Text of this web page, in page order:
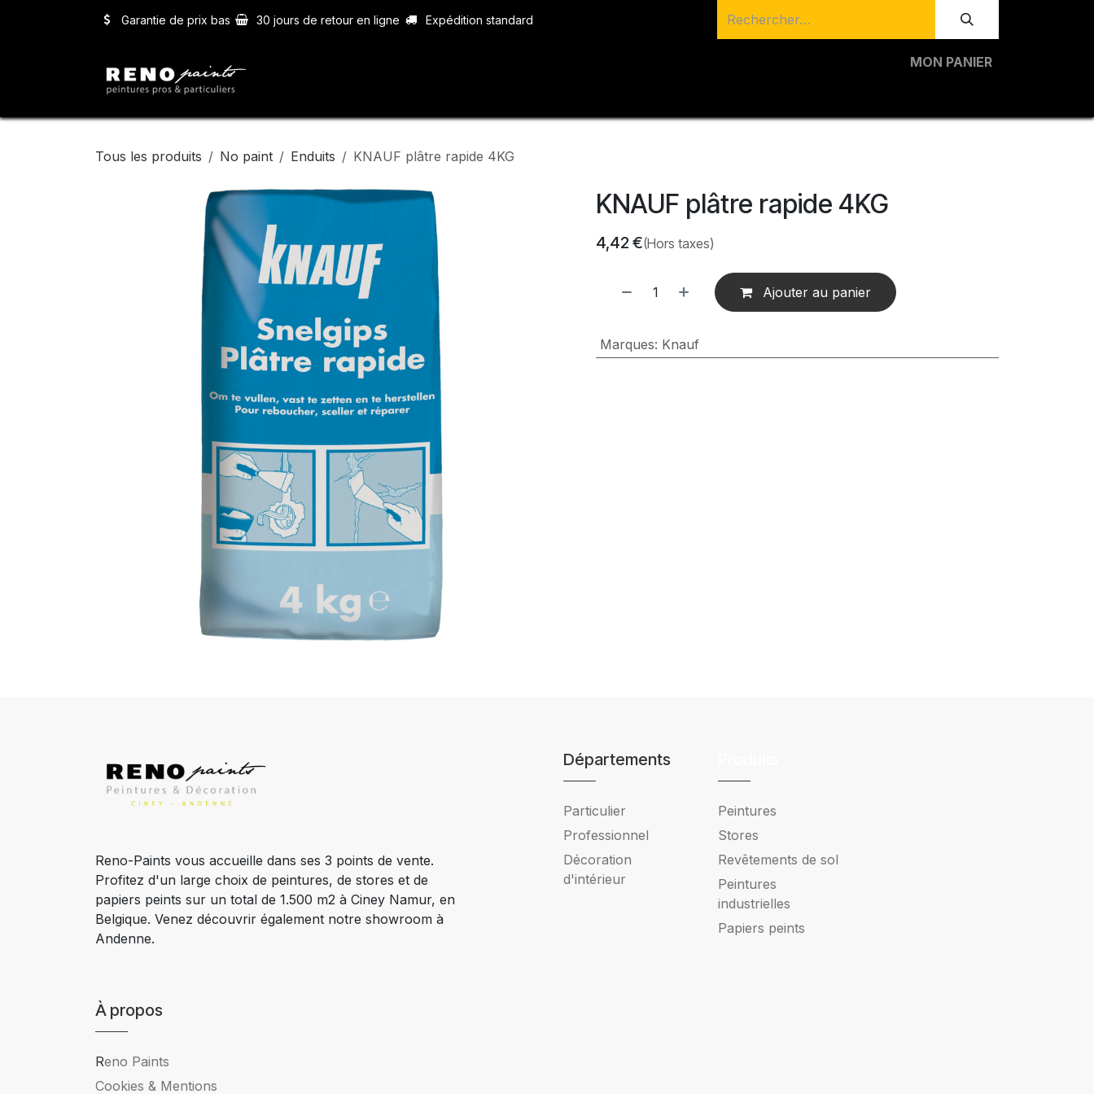
Garantie de prix bas 30 jours de retour en ligne Expédition standard
MON PANIER
Tous les produits No paint Enduits KNAUF plâtre rapide 4KG
KNAUF plâtre rapide 4KG
4,42€(Hors taxes)
Ajouter au panier
Marques: Knauf
Reno-Paints vous accueille dans ses 3 points de vente.
Profitez d'un large choix de peintures, de stores et de
papiers peints sur un total de 1.500 m2 à Ciney Namur, en
Belgique. Venez découvrir également notre showroom à
Andenne.
Départements
Particulier
Professionnel
Décoration
d'intérieur
Peintures
Stores
Revêtements de sol
Peintures
industrielles
Papiers peints
À propos
Reno Paints
Cookies & Mentions